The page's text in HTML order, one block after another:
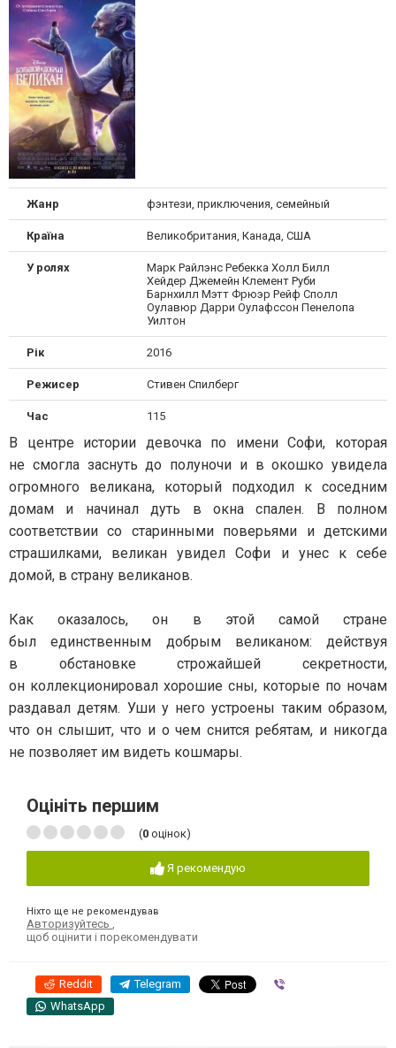
Жанр фэнтези, приключения, семейный
Країна Великобритания, Канада, США
У ролях
Марк Райлэнс Ребекка Холл Билл
Хейдер Джемейн Клемент Руби
Барнхилл Мэтт Фрюэр Рейф Сполл
Оулавюр Дарри Оулафссон Пенелопа
Уилтон
Рік 2016
Режисер Стивен Спилберг
Час 115
В центре истории девочка по имени Софи, которая
не смогла заснуть до полуночи и в окошко увидела
огромного великана, который подходил к соседним
домам и начинал дуть в окна спален. В полном
соответствии со старинными поверьями и детскими
страшилками, великан увидел Софи и унес к себе
домой, в страну великанов.
Как оказалось, он в этой самой стране
был единственным добрым великаном: действуя
в обстановке строжайшей секретности,
он коллекционировал хорошие сны, которые по ночам
раздавал детям. Уши у него устроены таким образом,
что он слышит, что и о чем снится ребятам, и никогда
не позволяет им видеть кошмары.
Оцініть першим
(0 оцінок)
Я рекомендую
Ніхто ще не рекомендував
Авторизуйтесь ,
щоб оцінити і порекомендувати
Reddit Telegram
WhatsApp